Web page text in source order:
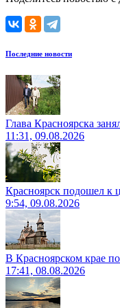
Последние новости
Глава Красноярска
11:31, 09.08.2026
Красноярск подошел к
9:54, 09.08.2026
В Красноярском крае
17:41, 08.08.2026